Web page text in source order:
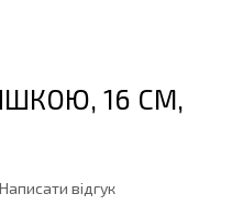
16 СМ,
Написати відгук